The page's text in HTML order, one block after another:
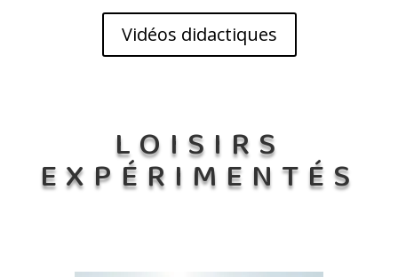
Vidéos didactiques
LOISIRS
EXPÉRIMENTÉS